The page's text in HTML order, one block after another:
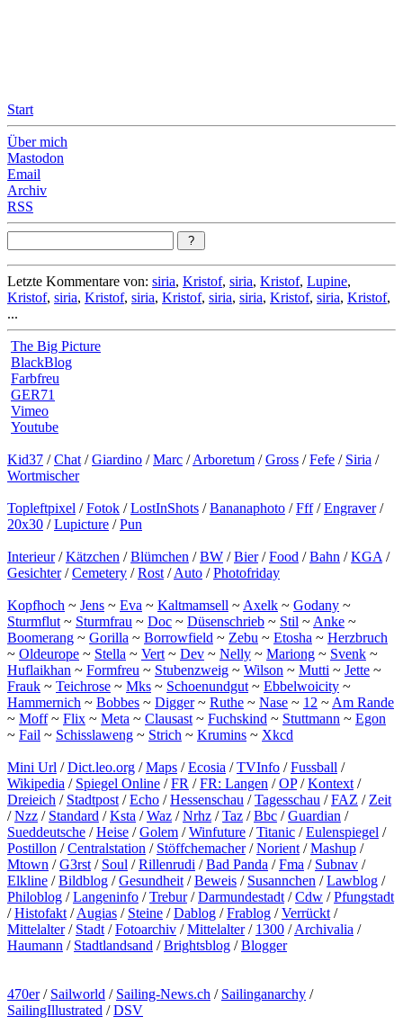
Start
Über mich
Mastodon
Email
Archiv
RSS
Letzte Kommentare von: siria, Kristof, siria, Kristof, Lupine,
Kristof, siria, Kristof, siria, Kristof, siria, siria, Kristof, siria, Kristof,
...
The Big Picture
BlackBlog
Farbfreu
GER71
Vimeo
Youtube
Kid37 /Chat /Giardino /Marc /Arboretum /Gross /Fefe / Siria /
Wortmischer
Topleftpixel /Fotok /LostInShots /Bananaphoto /Fff/Engraver/
20x30 /Lupicture /Pun
Interieur/Kätzchen /Blümchen /BW /Bier/Food /Bahn /KGA /
Gesichter/Cemetery /Rost /Auto /Photofriday
Kopfhoch ~ Jens ~ Eva ~ Kaltmamsell ~ Axelk ~ Godany ~
Sturmflut ~ Sturmfrau ~ Doc ~ Düsenschrieb ~ Stil ~ Anke ~
Boomerang ~ Gorilla ~ Borrowfield ~ Zebu ~ Etosha ~ Herzbruch
~ Oldeurope ~ Stella ~ Vert ~ Dev ~ Nelly ~ Mariong ~ Svenk ~
Huflaikhan ~ Formfreu ~ Stubenzweig ~ Wilson ~ Mutti ~ Jette ~
Frauk ~ Teichrose ~ Mks ~ Schoenundgut ~ Ebbelwoicity ~
Hammernich ~ Bobbes ~ Digger~ Ruthe ~ Nase ~ 12 ~ Am Rande
~ Moff~ Flix ~ Meta ~ Clausast ~ Fuchskind ~ Stuttmann ~ Egon
~ Fail ~ Schisslaweng ~ Strich ~ Krumins ~ Xkcd
Mini Url /Dict.leo.org /Maps /Ecosia /TVInfo /Fussball /
Wikipedia / Spiegel Online /FR /FR: Langen /OP/Kontext /
Dreieich / Stadtpost /Echo /Hessenschau /Tagesschau /FAZ / Zeit
/Nzz / Standard /Ksta /Waz /Nrhz /Taz /Bbc /Guardian /
Sueddeutsche /Heise /Golem /Winfuture /Titanic /Eulenspiegel /
Postillon /Centralstation / Stöffchemacher/Norient /Mashup /
Mtown /G3rst / Soul /Rillenrudi /Bad Panda /Fma / Subnav /
Elkline /Bildblog /Gesundheit /Beweis / Susannchen /Lawblog /
Philoblog /Langeninfo /Trebur/Darmundestadt /Cdw /Pfungstadt
/Histofakt /Augias / Steine /Dablog /Frablog /Verrückt /
Mittelalter/ Stadt /Fotoarchiv /Mittelalter/ 1300 /Archivalia /
Haumann / Stadtlandsand /Brightsblog /Blogger
470er/ Sailworld / Sailing-News.ch / Sailinganarchy /
SailingIllustrated /DSV